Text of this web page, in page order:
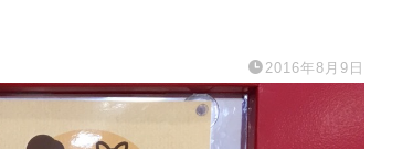
2016年8月9日